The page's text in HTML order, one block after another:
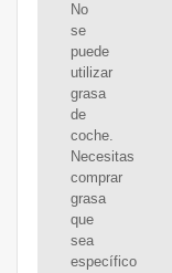
No
se
puede
utilizar
grasa
de
coche.
Necesitas
comprar
grasa
que
sea
específico